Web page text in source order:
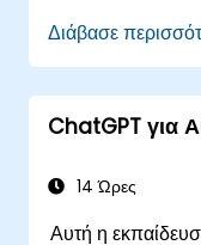
Διάβασε
ChatGPT για
14 Ώρες
Αυτή η